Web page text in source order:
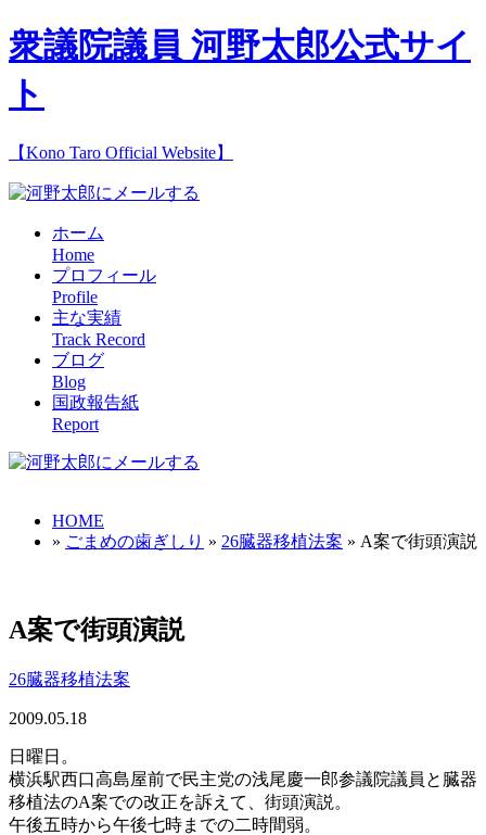
衆議院議員 河野太郎公式サイ
ト
【Kono Taro Official Website】
ホーム
Home
プロフィール
Profile
主な実績
Track Record
ブログ
Blog
国政報告紙
Report
HOME
» ごまめの歯ぎしり » 26臓器移植法案 » A案で街頭演説
A案で街頭演説
26臓器移植法案
2009.05.18
日曜日。
横浜駅西口高島屋前で民主党の浅尾慶一郎参議院議員と臓器
移植法のA案での改正を訴えて、街頭演説。
午後五時から午後七時までの二時間弱。